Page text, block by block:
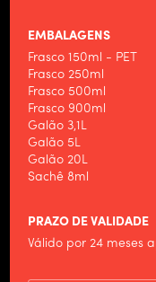
EMBALAGENS
Frasco 150ml - PET
Frasco 250ml
Frasco 500ml
Frasco 900ml
Galão 3,1L
Galão 5L
Galão 20L
Sachê 8ml
PRAZO DE VALIDADE
Válido por 24 meses